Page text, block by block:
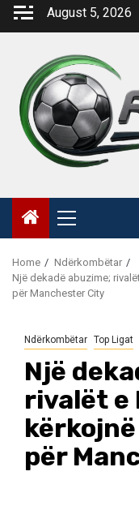
Skip
August 5, 2026
Primary
Menu
Home
Ndërkombëtar
Një dekadë abuzime;
për Manchester City
Ndërkombëtar Top Ligat
Një
rivalët e
për